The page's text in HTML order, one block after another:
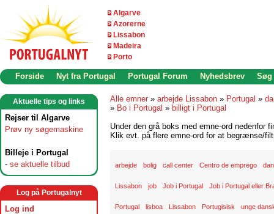
Algarve
Azorerne
Lissabon
Madeira
Porto
Forside Nyt fra Portugal Portugal Forum Nyhedsbrev Søg
Aktuelle tips og links
Rejser til Algarve
Prøv ny søgemaskine
Billeje i Portugal
- se aktuelle tilbud
Log på Portugalnyt
Log ind
Alle emner » arbejde Lissabon » Portugal »
» Bo i Portugal » billigt i Portugal
Under den grå boks med emne-ord nedenfor
Klik evt. på flere emne-ord for at begrænse/
arbejde bolig call center Centro de emprego
Lissabon job Job i Portugal Job i Portugal eller
Portugal lisboa Lissabon Portugisisk unge